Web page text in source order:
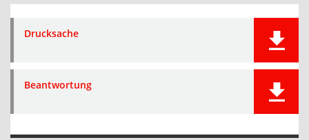
Drucksache
Beantwortung